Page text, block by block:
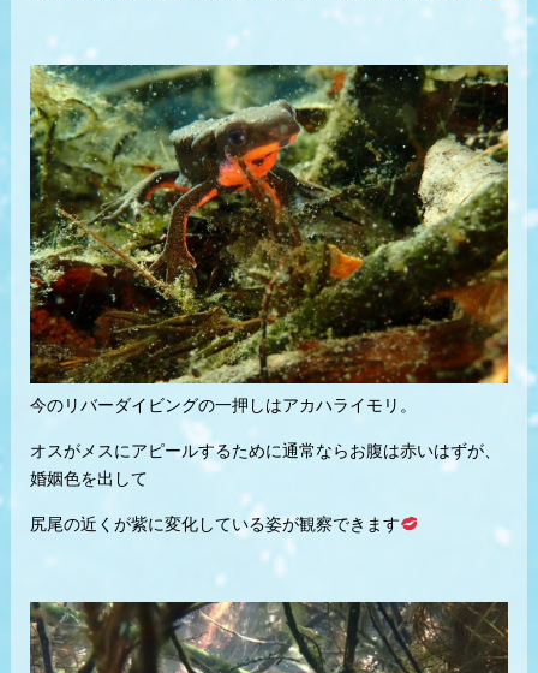
今のリバーダイビングの一押しはアカハライモリ。
オスがメスにアピールするために通常ならお腹は赤いはずが、
婚姻色を出して
尻尾の近くが紫に変化している姿が観察できます